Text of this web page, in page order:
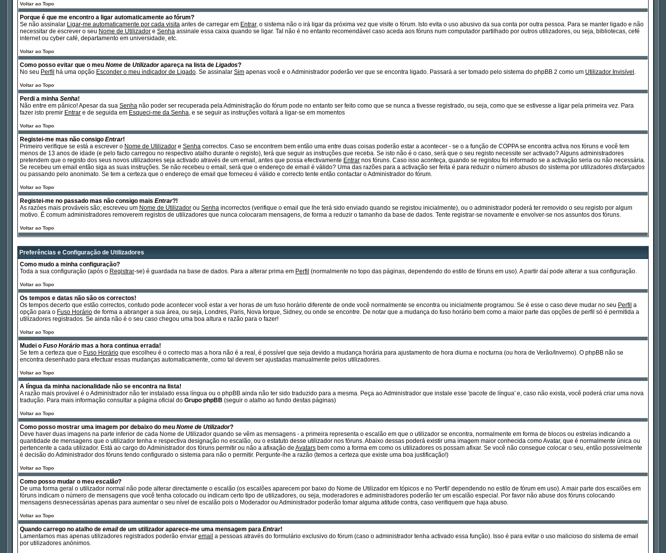
Voltar ao Topo
Porque é que me encontro a ligar automaticamente ao fórum?
Se não assinalar Ligar-me automaticamente por cada visita antes de carregar em Entrar, o sistema não o irá ligar da próxima vez que visite o fórum. Isto evita o uso abusivo da sua conta por outra pessoa. Para se manter ligado e não
necessitar de escrever o seu Nome de Utilizador e Senha assinale essa caixa quando se ligar. Tal não é no entanto recomendável caso aceda aos fóruns num computador partilhado por outros utilizadores, ou seja, bibliotecas, cefé
internet ou cyber café, departamento em universidade, etc.
Voltar ao Topo
Como posso evitar que o meu Nome de Utilizadorapareça na lista de Ligados?
No seu Perfil há uma opção Esconder o meu indicador de Ligado. Se assinalar Sim apenas você e o Administrador poderão ver que se encontra ligado. Passará a ser tomado pelo sistema do phpBB 2 como um Utilizador Invisível .
Voltar ao Topo
Perdi a minha Senha!
Não entre em pânico! Apesar da sua Senha não poder ser recuperada pela Administração do fórum pode no entanto ser feito como que se nunca a tivesse registrado, ou seja, como que se estivesse a ligar pela primeira vez. Para
fazer isto premir Entrar e de seguida em Esqueci-me da Senha, e se seguir as instruções voltará a ligar-se em momentos
Voltar ao Topo
Registei-me mas não consigo Entrar!
Primeiro verifique se está a escrever o Nome de Utilizador e Senha correctos. Caso se encontrem bem então uma entre duas coisas poderão estar a acontecer - se o a função de COPPA se encontra activa nos fóruns e você tem
menos de 13 anos de idade (e pelo facto carregou no respectivo atalho durante o registo), terá que seguir as instruções que receba. Se isto não é o caso, será que o seu registo necessite ser activado? Alguns administradores
pretendem que o registo dos seus novos utilizadores seja activado através de um email, antes que possa efectivamente Entrar nos fóruns. Caso isso aconteça, quando se registou foi informado se a activação seria ou não necessária.
Se recebeu um email então siga as suas instruções. Se não recebeu o email, será que o endereço de email é válido? Uma das razões para a activação ser feita é para reduzir o número abusos do sistema por utilizadores disfarçados
ou passando pelo anonimato. Se tem a certeza que o endereço de email que forneceu é válido e correcto tente então contactar o Administrador do fórum.
Voltar ao Topo
Registei-me no passado mas não consigo mais Entrar?!
As razóes mais prováveis são; escreveu um Nome de Utilizador ou Senha incorrectos (verifique o email que lhe terá sido enviado quando se registou inicialmente), ou o administrador poderá ter removido o seu registo por algum
motivo. É comum administradores removerem registos de utilizadores que nunca colocaram mensagens, de forma a reduzir o tamanho da base de dados. Tente registrar-se novamente e envolver-se nos assuntos dos fóruns.
Voltar ao Topo
Preferências e Configuração de Utilizadores
Como mudo a minha configuração?
Toda a sua configuração (após o Registrar-se) é guardada na base de dados. Para a alterar prima em Perfil (normalmente no topo das páginas, dependendo do estilo de fóruns em uso). A partir daí pode alterar a sua configuração.
Voltar ao Topo
Os tempos e datas não são os correctos!
Os tempos decerto que estão correctos, contudo pode acontecer você estar a ver horas de um fuso horário diferente de onde você normalmente se encontra ou inicialmente programou. Se é esse o caso deve mudar no seu Perfil a
opção para o Fuso Horário de forma a abranger a sua área, ou seja, Londres, Paris, Nova Iorque, Sidney, ou onde se encontre. De notar que a mudança do fuso horário bem como a maior parte das opções de perfil só é permitida a
utilizadores registrados. Se ainda não é o seu caso chegou uma boa altura e razão para o fazer!
Voltar ao Topo
Mudei o Fuso Horário mas a hora continua errada!
Se tem a certeza que o Fuso Horário que escolheu é o correcto mas a hora não é a real, é possível que seja devido a mudança horária para ajustamento de hora diurna e nocturna (ou hora de Verão/Inverno). O phpBB não se
encontra desenhado para efectuar essas mudanças automaticamente, como tal devem ser ajustadas manualmente pelos utilizadores.
Voltar ao Topo
A língua da minha nacionalidade não se encontra na lista!
A razão mais provável é o Administrador não ter instalado essa língua ou o phpBB ainda não ter sido traduzido para a mesma. Peça ao Administrador que instale esse 'pacote de língua' e, caso não exista, você poderá criar uma nova
tradução. Para mais informação consultar a página oficial do Grupo phpBB (seguir o atalho ao fundo destas páginas)
Voltar ao Topo
Como posso mostrar uma imagem por debaixo do meu Nome de Utilizador?
Deve haver duas imagens na parte inferior de cada Nome de Utilizador quando se vêm as mensagens - a primeira representa o escalão em que o utilizador se encontra, normalmente em forma de blocos ou estrelas indicando a
quantidade de mensagens que o utilizador tenha e respectiva designação no escalão, ou o estatuto desse utilizador nos fóruns. Abaixo dessas poderá existir uma imagem maior conhecida como Avatar, que é normalmente única ou
pertencente a cada utilizador. Está ao cargo do Administrador dos fóruns permitir ou não a afixação de Avatars bem como a forma em como os utilizadores os possam afixar. Se você não consegue colocar o seu, então possivelmente
é decisão do Administrador dos fóruns tendo configurado o sistema para não o permitir. Pergunte-lhe a razão (temos a certeza que existe uma boa justificação!)
Voltar ao Topo
Como posso mudar o meu escalão?
De uma forma geral o utilizador normal não pode alterar directamente o escalão (os escalões aparecem por baixo do Nome de Utilizador em tópicos e no 'Perfil' dependendo no estilo de fórum em uso). A mair parte dos escalões em
fóruns indicam o número de mensagens que você tenha colocado ou indicam certo tipo de utilizadores, ou seja, moderadores e administradores poderão ter um escalão especial. Por favor não abuse dos fóruns colocando
mensagens desnecessárias apenas para aumentar o seu nível de escalão pois o Moderador ou Administrador poderão tomar alguma atitude contra, caso verifiquem que haja abuso.
Voltar ao Topo
Quando carrego no atalho de emailde um utilizador aparece-me uma mensagem para Entrar!
Lamentamos mas apenas utilizadores registrados poderão enviar email a pessoas através do formulário exclusivo do fórum (caso o administrador tenha activado essa função). Isso é para evitar o uso malicioso do sistema de email
por utilizadores anónimos.